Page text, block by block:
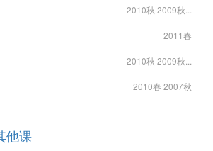
2010秋 2009秋...
2011春
2010秋 2009秋...
2010春 2007秋
他课